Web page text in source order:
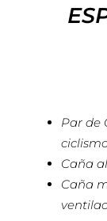
Par de
Caña
Caña